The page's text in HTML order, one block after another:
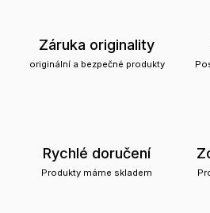
Záruka originality
originální a bezpečné produkty
Rychlé doručení
Produkty máme skladem